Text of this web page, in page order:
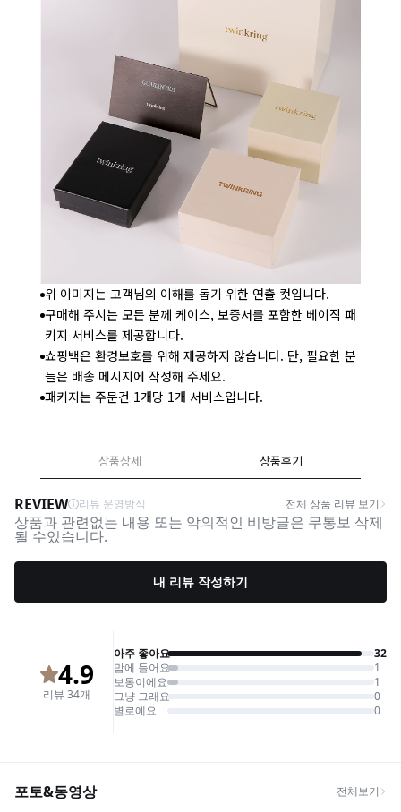
위 이미지는 고객님의 이해를 돕기 위한 연출 컷입니다.
구매해 주시는 모든 분께 케이스, 보증서를 포함한 베이직 패
키지 서비스를 제공합니다.
쇼핑백은 환경보호를 위해 제공하지 않습니다. 단, 필요한 분
들은 배송 메시지에 작성해 주세요.
패키지는 주문건 1개당 1개 서비스입니다.
상품상세 상품후기